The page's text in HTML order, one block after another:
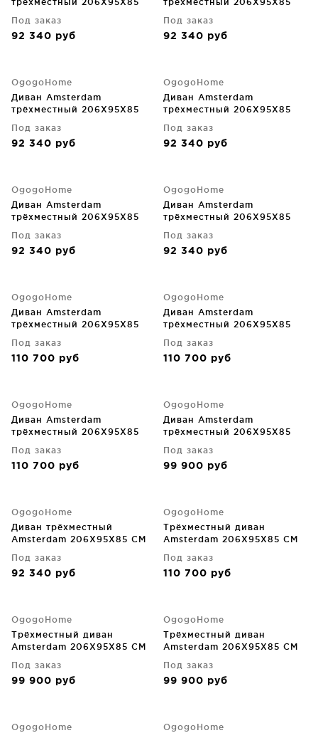
Под заказ
92 340 руб
Под заказ
92 340 руб
OgogoHome
Диван Amsterdam
трёхместный 206X95X85
Под заказ
92 340 руб
OgogoHome
Диван Amsterdam
трёхместный 206X95X85
Под заказ
92 340 руб
OgogoHome
Диван Amsterdam
трёхместный 206X95X85
Под заказ
92 340 руб
OgogoHome
Диван Amsterdam
трёхместный 206X95X85
Под заказ
92 340 руб
OgogoHome
Диван Amsterdam
трёхместный 206X95X85
Под заказ
110 700 руб
OgogoHome
Диван Amsterdam
трёхместный 206X95X85
Под заказ
110 700 руб
OgogoHome
Диван Amsterdam
трёхместный 206X95X85
Под заказ
110 700 руб
OgogoHome
Диван Amsterdam
трёхместный 206X95X85
Под заказ
99 900 руб
OgogoHome
Диван трёхместный
Amsterdam 206X95X85 CM
Под заказ
92 340 руб
OgogoHome
Трёхместный диван
Amsterdam 206X95X85 CM
Под заказ
110 700 руб
OgogoHome
Трёхместный диван
Amsterdam 206X95X85 CM
Под заказ
99 900 руб
OgogoHome
Трёхместный диван
Amsterdam 206X95X85 CM
Под заказ
99 900 руб
OgogoHome OgogoHome